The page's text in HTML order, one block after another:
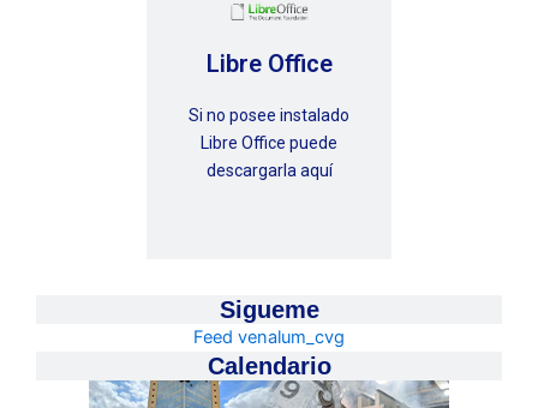
Libre Office
Si no posee instalado
Libre Office puede
descargarla aquí
Sigueme
Feed venalum_cvg
Calendario